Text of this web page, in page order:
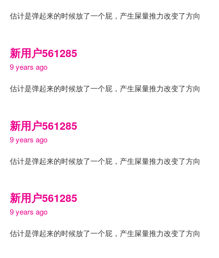
估计是弹起来的时候放了一个屁，产生屎量推力改变了方向
新用户561285
9 years ago
估计是弹起来的时候放了一个屁，产生屎量推力改变了方向
新用户561285
9 years ago
估计是弹起来的时候放了一个屁，产生屎量推力改变了方向
新用户561285
9 years ago
估计是弹起来的时候放了一个屁，产生屎量推力改变了方向